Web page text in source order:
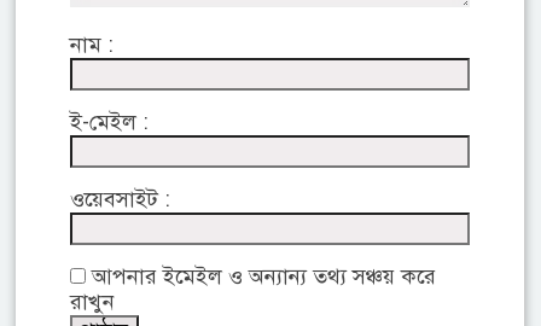
নাম :
ই-মেইল :
ওয়েবসাইট :
আপনার ইমেইল ও অন্যান্য তথ্য সঞ্চয় করে
রাখুন